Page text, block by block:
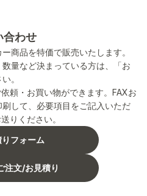
合わせ
商品を特価で販売いたします。
量など決まっている方は、「お
。
頼・お買い物ができます。FAXお
して、必要項目をご記入いただ
りください。
フォーム
注文/お見積り